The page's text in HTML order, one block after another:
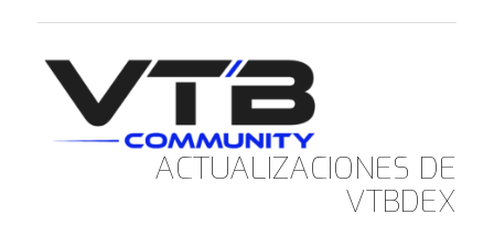
ACTUALIZACIONES DE
VTBDEX